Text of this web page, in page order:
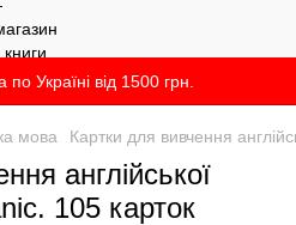
Україні від 1500 грн.
мова Картки для вивчення
англійської
105 карток